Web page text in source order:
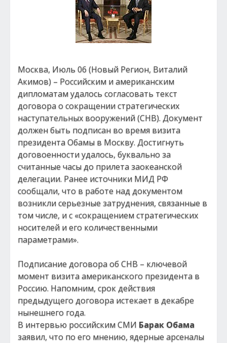
Москва, Июль 06 (Новый Регион, Виталий
Акимов) – Российским и американским
дипломатам удалось согласовать текст
договора о сокращении стратегических
наступательных вооружений (СНВ). Документ
должен быть подписан во время визита
президента Обамы в Москву. Достигнуть
договоенности удалось, буквально за
считанные часы до прилета заокеанской
делегации. Ранее источники МИД РФ
сообщали, что в работе над документом
возникли серьезные затруднения, связанные в
том числе, и с «сокращением стратегических
носителей и его количественными
параметрами».
Подписание договора об СНВ – ключевой
момент визита американского президента в
Россию. Напомним, срок действия
предыдущего договора истекает в декабре
нынешнего года.
В интервью российским СМИ Барак Обама
заявил, что по его мнению, ядерные арсеналы